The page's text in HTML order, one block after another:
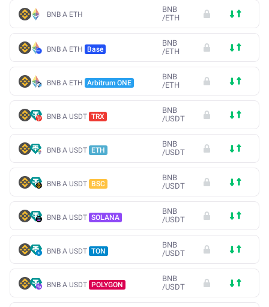
BNB A ETH
BNB
/ETH
BNB A ETH Base
BNB
/ETH
BNB A ETH Arbitrum ONE
BNB
/ETH
BNB A USDT TRX
BNB
/USDT
BNB A USDT ETH
BNB
/USDT
BNB A USDT BSC
BNB
/USDT
BNB A USDT SOLANA
BNB
/USDT
BNB A USDT TON
BNB
/USDT
BNB A USDT POLYGON
BNB
/USDT